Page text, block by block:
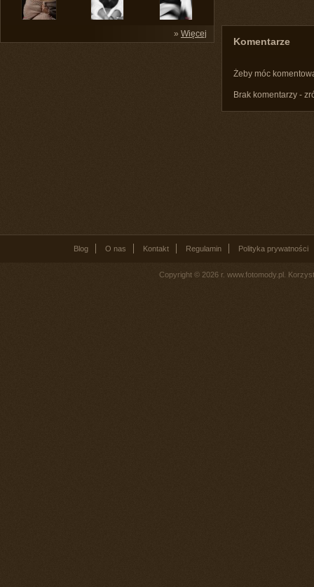
» Więcej
Komentarze
Żeby móc
Brak komentarzy -
Blog O nas Kontakt Regulamin Polityka prywatności
Copyright © 2026 r. www.fotomody.pl.